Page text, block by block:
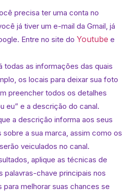
precisa ter uma conta no
já tiver um e-mail da Gmail, já
Entre no site do Youtube e
todas as informações das quais
os locais para deixar sua foto
preencher todos os detalhes
eu” e a descrição do canal.
a descrição informa aos seus
a sua marca, assim como os
veiculados no canal.
aplique as técnicas de
palavras-chave principais nos
melhorar suas chances se